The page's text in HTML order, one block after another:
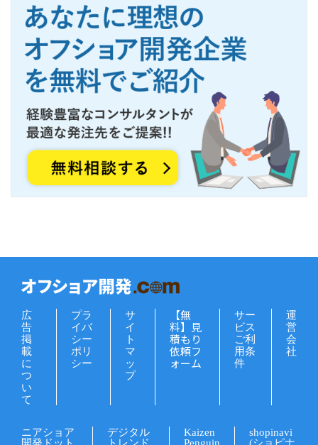
広
告
掲
載
に
つ
い
て
プラ
イバ
シー
ポリ
シー
サ
イ
ト
マ
ッ
プ
【無
料】見
積もり
依頼フ
ォーム
サー
ビス
ご利
用条
件
運
営
会
社
ニアショア
開発ドット
デジタル
トレンド
Kaizen
Penguin
shopinavi
(ショピナ